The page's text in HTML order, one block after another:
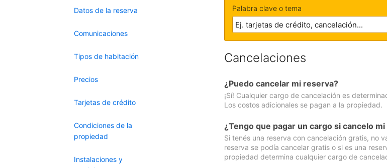
Datos de la reserva
Comunicaciones
Tipos de habitación
Precios
Tarjetas de crédito
Condiciones de la
propiedad
Instalaciones y
Palabra clave o tema
Cancelaciones
¿Puedo cancelar mi reserva?
¡Sí! Cualquier cargo de cancelación es
Los costos adicionales se pagan a la propiedad.
¿Tengo que pagar un cargo si cancelo
Si tenés una reserva con cancelación gratis, no
reserva se podía cancelar gratis o si es una
propiedad determina cualquier cargo de